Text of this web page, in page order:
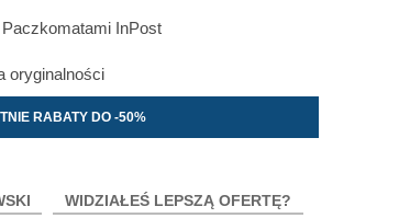
InPost
oryginalności
RABATY DO -50%
WIDZIAŁEŚ LEPSZĄ OFERTĘ?